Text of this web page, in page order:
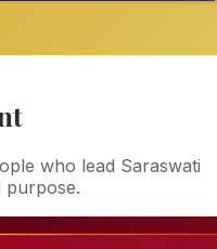
who lead Saraswati
purpose.